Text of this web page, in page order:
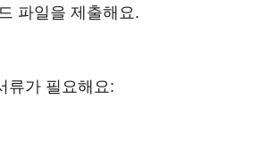
파일을 제출해요.
류가 필요해요: